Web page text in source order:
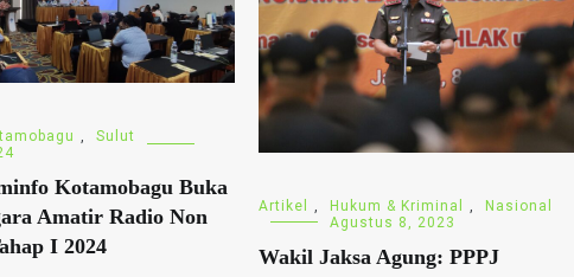
Sulut
Kotamobagu Buka
Amatir Radio Non
I 2024
Artikel , Hukum & Kriminal ,
Nasional
Agustus 8, 2023
Wakil Jaksa Agung: PPPJ